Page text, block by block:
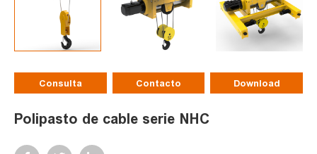
Consulta Contacto Download
Polipasto de cable serie NHC